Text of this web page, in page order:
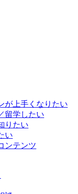
が上手くなりたい
留学したい
りたい
い
ンテンツ